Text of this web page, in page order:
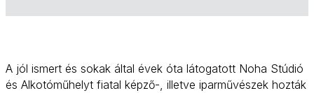
A jól ismert és sokak által évek óta látogatott Noha Stúdió
és Alkotóműhelyt fiatal képző-, illetve iparművészek hozták